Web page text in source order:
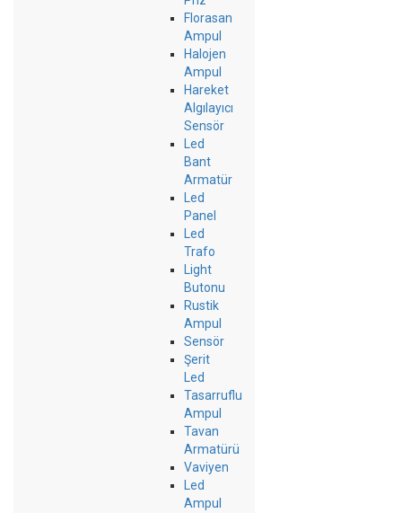
Florasan
Ampul
Halojen
Ampul
Hareket
Algılayıcı
Sensör
Led
Bant
Armatür
Led
Panel
Led
Trafo
Light
Butonu
Rustik
Ampul
Sensör
Şerit
Led
Tasarruflu
Ampul
Tavan
Armatürü
Vaviyen
Led
Ampul